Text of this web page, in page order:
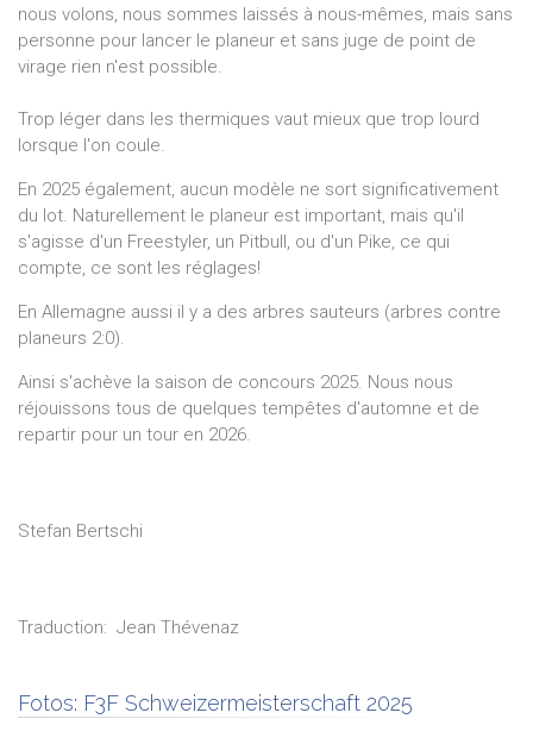
nous volons, nous sommes laissés à nous-mêmes, mais sans
personne pour lancer le planeur et sans juge de point de
virage rien n'est possible.
Trop léger dans les thermiques vaut mieux que trop lourd
lorsque l'on coule.
En 2025 également, aucun modèle ne sort significativement
du lot. Naturellement le planeur est important, mais qu'il
s'agisse d'un Freestyler, un Pitbull, ou d'un Pike, ce qui
compte, ce sont les réglages!
En Allemagne aussi il y a des arbres sauteurs (arbres contre
planeurs 2:0).
Ainsi s'achève la saison de concours 2025. Nous nous
réjouissons tous de quelques tempêtes d'automne et de
repartir pour un tour en 2026.
Stefan Bertschi
Traduction: Jean Thévenaz
Fotos: F3F Schweizermeisterschaft 2025